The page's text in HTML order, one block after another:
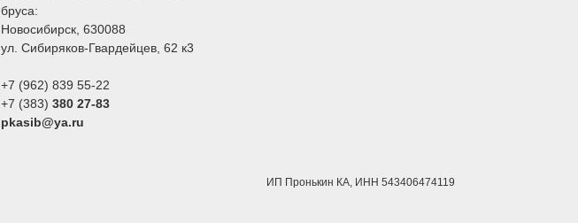
бруса:
Новосибирск, 630088
ул. Сибиряков-Гвардейцев, 62 к3
+7 (962) 839 55-22
+7 (383) 380 27-83
pkasib@ya.ru
ИП Пронькин КА, ИНН 543406474119